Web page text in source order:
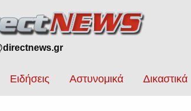
Ειδήσεις Αστυνομικά Δικαστικά